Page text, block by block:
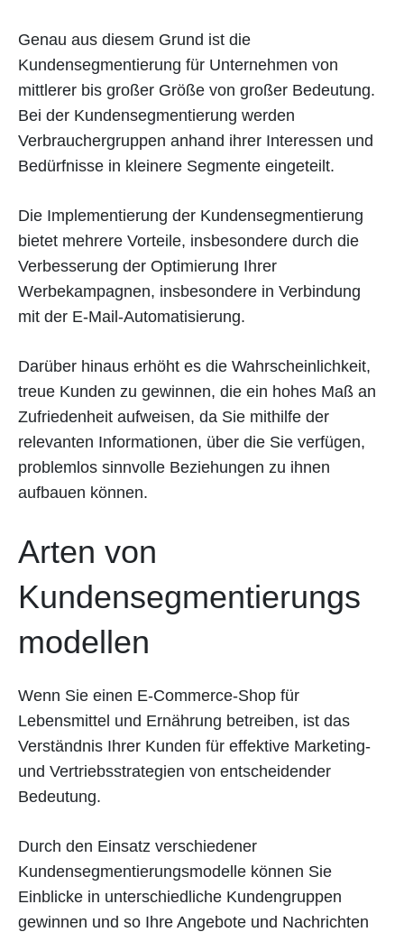
Genau aus diesem Grund ist die
Kundensegmentierung für Unternehmen von
mittlerer bis großer Größe von großer Bedeutung.
Bei der Kundensegmentierung werden
Verbrauchergruppen anhand ihrer Interessen und
Bedürfnisse in kleinere Segmente eingeteilt.
Die Implementierung der Kundensegmentierung
bietet mehrere Vorteile, insbesondere durch die
Verbesserung der Optimierung Ihrer
Werbekampagnen, insbesondere in Verbindung
mit der E-Mail-Automatisierung.
Darüber hinaus erhöht es die Wahrscheinlichkeit,
treue Kunden zu gewinnen, die ein hohes Maß an
Zufriedenheit aufweisen, da Sie mithilfe der
relevanten Informationen, über die Sie verfügen,
problemlos sinnvolle Beziehungen zu ihnen
aufbauen können.
Arten von
Kundensegmentierungs
modellen
Wenn Sie einen E-Commerce-Shop für
Lebensmittel und Ernährung betreiben, ist das
Verständnis Ihrer Kunden für effektive Marketing-
und Vertriebsstrategien von entscheidender
Bedeutung.
Durch den Einsatz verschiedener
Kundensegmentierungsmodelle können Sie
Einblicke in unterschiedliche Kundengruppen
gewinnen und so Ihre Angebote und Nachrichten